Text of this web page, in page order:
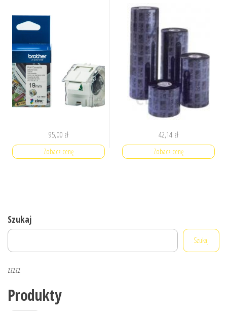
95,00 zł
Zobacz cenę
42,14 zł
Zobacz cenę
Szukaj
Szukaj
zzzzz
Produkty